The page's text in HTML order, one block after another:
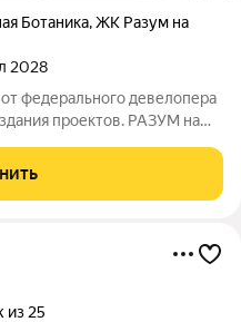
Ботаника,ЖК Разум на
2028
проектов. РАЗУМ на
Квартал в Чкаловском
из 25